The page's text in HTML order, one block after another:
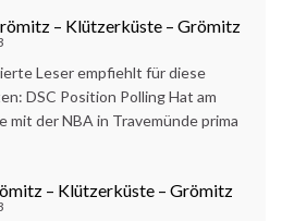
– Klützerküste – Grömitz
Leser empfiehlt für diese
DSC Position Polling Hat am
mit der NBA in Travemünde prima
– Klützerküste – Grömitz